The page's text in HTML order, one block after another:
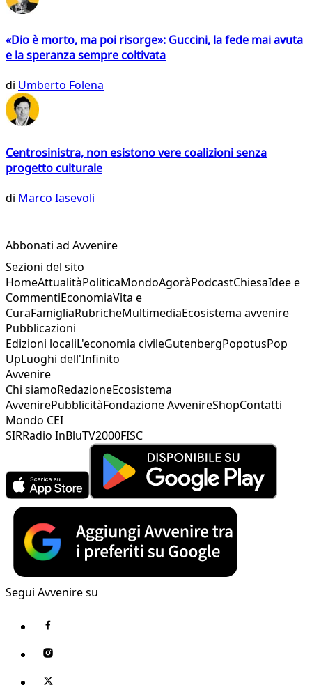
«Dio è morto, ma poi risorge»: Guccini, la fede mai avuta
e la speranza sempre coltivata
di Umberto Folena
Centrosinistra, non esistono vere coalizioni senza
progetto culturale
di Marco Iasevoli
Abbonati ad Avvenire
Sezioni del sito
HomeAttualitàPoliticaMondoAgoràPodcastChiesaIdee e
CommentiEconomiaVita e
CuraFamigliaRubricheMultimediaEcosistema avvenire
Pubblicazioni
Edizioni localiL'economia civileGutenbergPopotusPop
UpLuoghi dell'Infinito
Avvenire
Chi siamoRedazioneEcosistema
AvvenirePubblicitàFondazione AvvenireShopContatti
Mondo CEI
SIRRadio InBluTV2000FISC
Segui Avvenire su